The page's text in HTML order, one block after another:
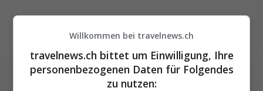
Willkommen bei travelnews.ch
travelnews.ch bittet um Einwilligung, Ihre
personenbezogenen Daten für Folgendes
zu nutzen: